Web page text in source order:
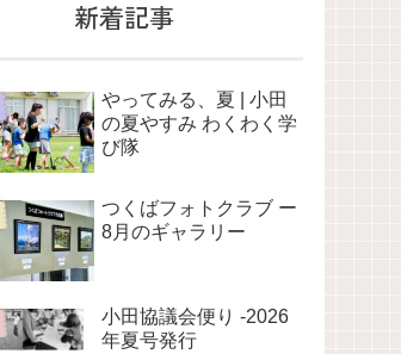
新着記事
やってみる、夏 | 小田
の夏やすみ わくわく学
び隊
つくばフォトクラブ ー
8月のギャラリー
小田協議会便り -2026
年夏号発行